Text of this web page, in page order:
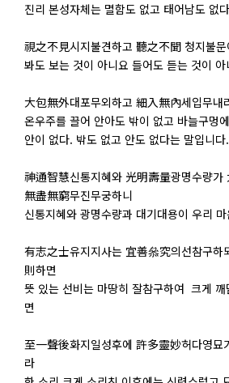
진리 본성자체는 멸함도 없고 태어남도 없
視之不見시지불견하고 聽之不聞 청지불문
봐도 보는 것이 아니요 들어도 듣는 것이 아
大包無外대포무외하고 細入無內세입무내
온우주를 끌어 안아도 밖이 없고 바늘구멍
안이 없다. 밖도 없고 안도 없다는 말입니다.
神通智慧신통지혜와 光明壽量광명수량가
無盡無窮무진무궁하니
신통지혜와 광명수량과 대기대용이 우리
有志之士유지지사는 宜善叅究의선참구
則하면
뜻 있는 선비는 마땅히 잘참구하여 크게
면
至一聲後화지일성후에 許多靈妙허다영묘
라